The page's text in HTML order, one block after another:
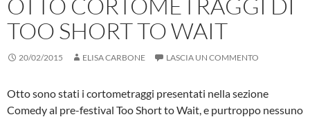
OTTO CORTOMETRAGGI DI
TOO SHORT TO WAIT
20/02/2015 ELISA CARBONE LASCIA UN COMMENTO
Otto sono stati i cortometraggi presentati nella sezione
Comedy al pre-festival Too Short to Wait, e purtroppo nessuno